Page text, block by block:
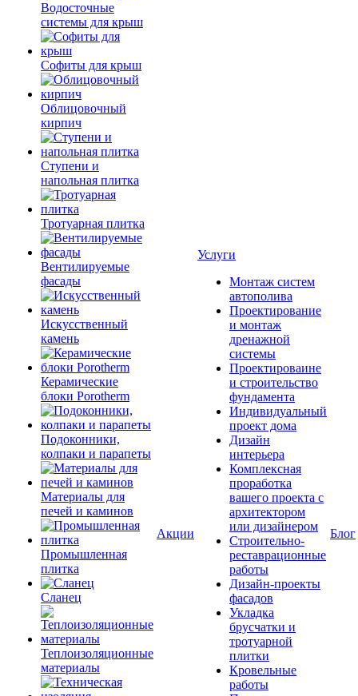
Водосточные
системы для крыш
Софиты для крыш
Облицовочный
кирпич
Ступени и
напольная плитка
Тротуарная плитка
Вентилируемые
фасады
Искусственный
камень
Керамические
блоки Porotherm
Подоконники,
колпаки и парапеты
Материалы для
печей и каминов
Промышленная
плитка
Сланец
Теплоизоляционные
материалы
Акции
Услуги
Монтаж систем
автополива
Проектирование
и монтаж
дренажной
системы
Проектироваине
и строительство
фундамента
Индивидуальный
проект дома
Дизайн
интерьера
Комплексная
проработка
вашего проекта с
архитектором
или дизайнером
Строительно-
реставрационные
работы
Дизайн-проекты
фасадов
Укладка
брусчатки и
тротуарной
плитки
Кровельные
работы
Блог